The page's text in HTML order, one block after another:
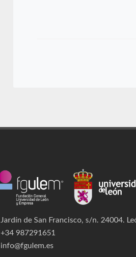
Jardín de San Francisco, s/n. 24004.
+34 987291651
info@fgulem.es